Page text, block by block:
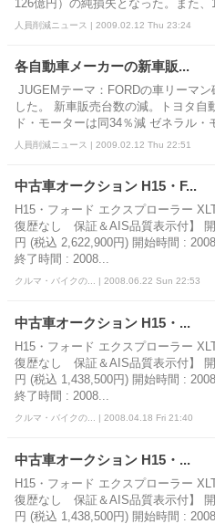
126億円）の純損失となった。また、
人員削減ニュース | 2009.02.12 Thu 23:24
各自動車メーカーの新車販...
JUGEMテーマ：FORDの車リーマ
した。 新車販売台数の減。トヨタ自
ド・モーターは同34％減 ゼネラル・
人員削減ニュース | 2009.02.12 Thu 22:51
中古車オークション H15・F...
H15・フォード エクスプローラー
復歴なし 保証＆AIS品質表示付】
円 (税込 2,622,900円) 開始時間 :
終了時間 : 2008...
クルマ・バイクの... | 2008.06.22 Sun 22:53
中古車オークション H15・...
H15・フォード エクスプローラー
復歴なし 保証＆AIS品質表示付】
円 (税込 1,438,500円) 開始時間 :
終了時間 : 2008...
クルマ・バイクの... | 2008.04.18 Fri 21:40
中古車オークション H15・...
H15・フォード エクスプローラー
復歴なし 保証＆AIS品質表示付】
円 (税込 1,438,500円) 開始時間 :